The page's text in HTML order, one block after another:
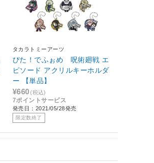
タカラトミーアーツ
ぴた！でふぉめ 呪術廻戦 エ
ピソード アクリルキーホルダ
ー 【単品】
¥660 (税込)
7ポイントサービス
発売日：2021/05/28発売
限定数終了